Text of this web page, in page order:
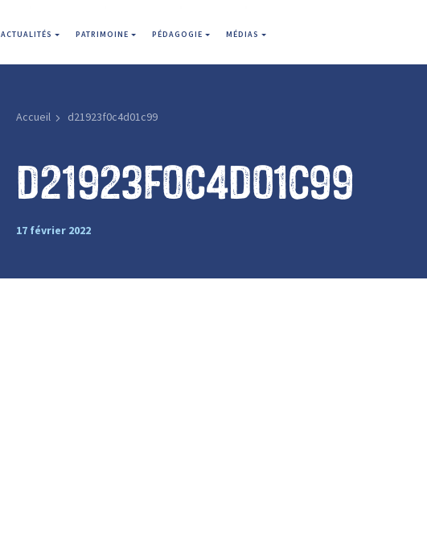
ACTUALITÉS PATRIMOINE PÉDAGOGIE MÉDIAS
Accueil d21923f0c4d01c99
d21923f0c4d01c99
17 février 2022